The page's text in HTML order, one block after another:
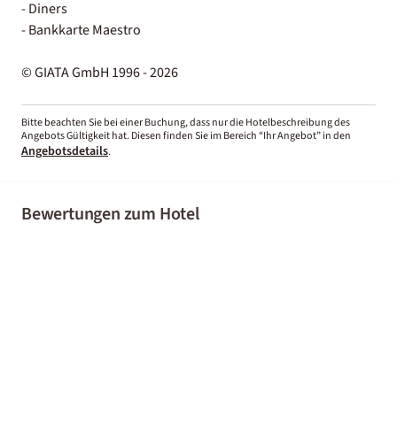
- Diners
- Bankkarte Maestro
© GIATA GmbH 1996 - 2026
Bitte beachten Sie bei einer Buchung, dass nur die Hotelbeschreibung des
Angebots Gültigkeit hat. Diesen finden Sie im Bereich “Ihr Angebot” in den
Angebotsdetails.
Bewertungen zum Hotel